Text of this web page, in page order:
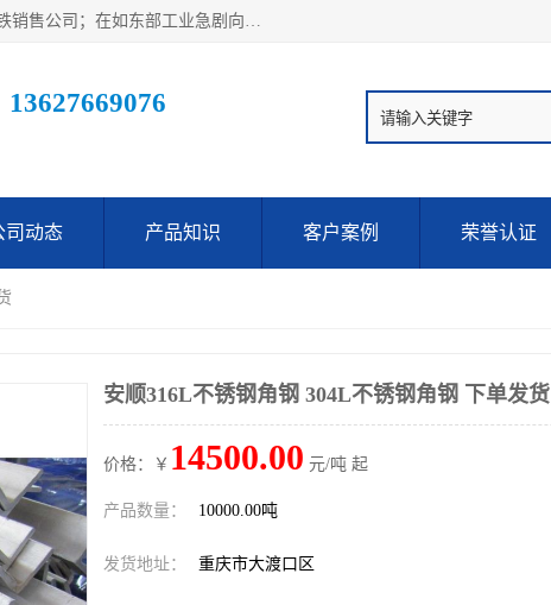
重庆仁邦钢材有限公司是西南地区钢铁物资企业家合资共同在重庆市成立的一家新型现代化钢铁销售公司；在如东部工业急剧向西部转移，西部大建工厂区及国家水利水电项目，我司力抓不断完善自我产品结构优化，让自己的钢铁产品广泛传播于这些大型再建项目
13627669076
司动态 产品知识 客户案例 荣誉认证
安顺316L不锈钢角钢 304L不锈钢角钢 下单发货
价格：￥ 14500.00 元/吨 起
产品数量： 10000.00吨
发货地址： 重庆市大渡口区